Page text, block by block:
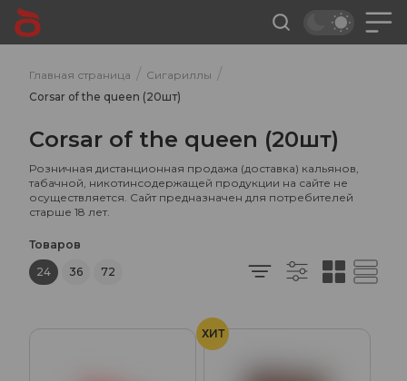
Главная страница / Сигариллы /
Corsar of the queen (20шт)
Corsar of the queen (20шт)
Розничная дистанционная продажа (доставка) кальянов,
табачной, никотинсодержащей продукции на сайте не
осуществляется. Сайт предназначен для потребителей
старше 18 лет.
Товаров
24
36 72
ХИТ